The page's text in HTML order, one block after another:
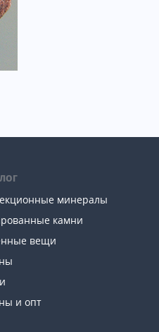
минералы
камни
вещи
и опт